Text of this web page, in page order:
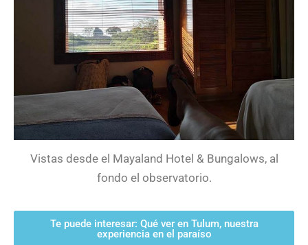
Vistas desde el Mayaland Hotel & Bungalows, al
fondo el observatorio.
Te puede interesar: Qué ver en Tulum, nuestra
experiencia en el paraíso